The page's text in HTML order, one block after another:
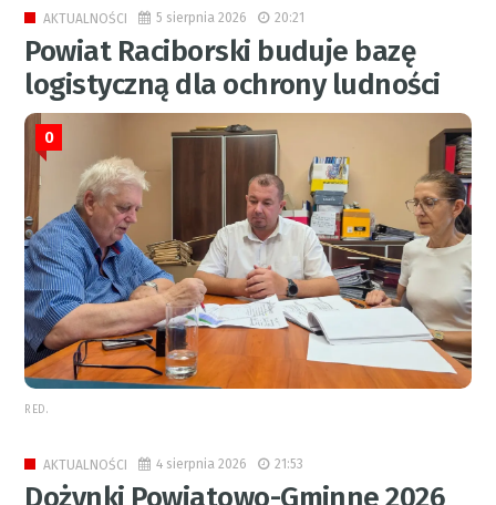
AKTUALNOŚCI 5 sierpnia 2026 20:21
Powiat Raciborski buduje bazę
logistyczną dla ochrony ludności
0
RED.
AKTUALNOŚCI 4 sierpnia 2026 21:53
Dożynki Powiatowo-Gminne 2026